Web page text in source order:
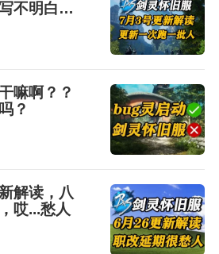
不明白
嘛啊？？
？
解读，八
哎...愁人